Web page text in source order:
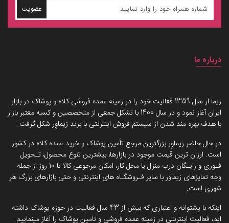
عضویت
درباره ما
زیما از سال 1359 فعالیت خود را در زمینه عمده فروشی کلاه و پوشاک در بازار
ایران آغاز نمود و در سال 1400 با تشکل جمعی از متخصصین و کسبه معتبر بازار
با هدف بهره مند شدن از سیستم فروش اینترنتی با برند زیماوِر شکل گرفت.
در حال حاضر زیماوِر بزرگترین مرجع تأمین پوشاک و خرید عمده کلاه در کشور
است. ارزان ترین قیمت موجود در بازارها، بیشترین تنوع محصول، تـحویل
فـوری و رایـگان درب منزل یا محل کار، امکان مرجوعی کالا تا 10 روز از جمله
وجه تمایزهای زیماور با سایر فـروشگـاه های اینترنتی و حتی بازارهای بزرگ هر
شهری است.
اینکه با پشتوانه و اعتباری که بیش از 43 سال فعالیت در حوزه پوشاک داشته
ایم، فعالیت اینترنتی در زمینه عمده فروشی و تامین پوشاک را آغاز مینماییم.